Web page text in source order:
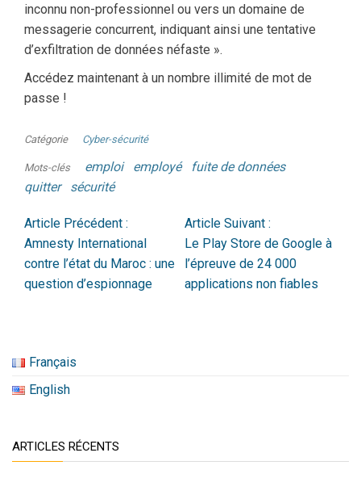
inconnu non-professionnel ou vers un domaine de
messagerie concurrent, indiquant ainsi une tentative
d’exfiltration de données néfaste ».
Accédez maintenant à un nombre illimité de mot de
passe !
Catégorie Cyber-sécurité
Mots-clés emploi employé
fuite de données
quitter
sécurité
Article Précédent :
Amnesty International
contre l’état du Maroc : une
question d’espionnage
Article Suivant :
Le Play Store de Google à
l’épreuve de 24 000
applications non fiables
Français
English
ARTICLES RÉCENTS